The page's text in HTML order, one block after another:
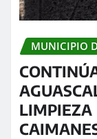
MUNICIPIO
LIMPIEZA